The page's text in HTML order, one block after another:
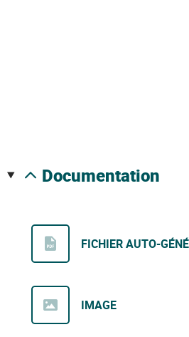
documentation
FICHIER AUTO-
IMAGE